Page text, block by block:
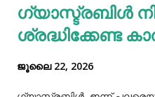
ഗ്യാസ്ട്രബിൾ
ശ്രദ്ധിക്കേണ്ട
ജൂലൈ 22, 2026